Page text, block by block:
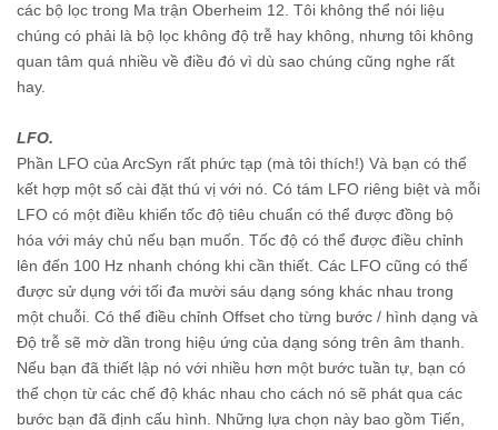
các bộ lọc trong Ma trận Oberheim 12. Tôi không thể nói liệu
chúng có phải là bộ lọc không độ trễ hay không, nhưng tôi không
quan tâm quá nhiều về điều đó vì dù sao chúng cũng nghe rất
hay.
LFO.
Phần LFO của ArcSyn rất phức tạp (mà tôi thích!) Và bạn có thể
kết hợp một số cài đặt thú vị với nó. Có tám LFO riêng biệt và mỗi
LFO có một điều khiển tốc độ tiêu chuẩn có thể được đồng bộ
hóa với máy chủ nếu bạn muốn. Tốc độ có thể được điều chỉnh
lên đến 100 Hz nhanh chóng khi cần thiết. Các LFO cũng có thể
được sử dụng với tối đa mười sáu dạng sóng khác nhau trong
một chuỗi. Có thể điều chỉnh Offset cho từng bước / hình dạng và
Độ trễ sẽ mờ dần trong hiệu ứng của dạng sóng trên âm thanh.
Nếu bạn đã thiết lập nó với nhiều hơn một bước tuần tự, bạn có
thể chọn từ các chế độ khác nhau cho cách nó sẽ phát qua các
bước bạn đã định cấu hình. Những lựa chọn này bao gồm Tiến,